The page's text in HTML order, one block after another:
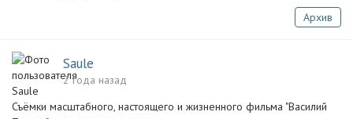
Архив
Saule
2 года назад
Съёмки масштабного, настоящего и жизненного фильма "Василий